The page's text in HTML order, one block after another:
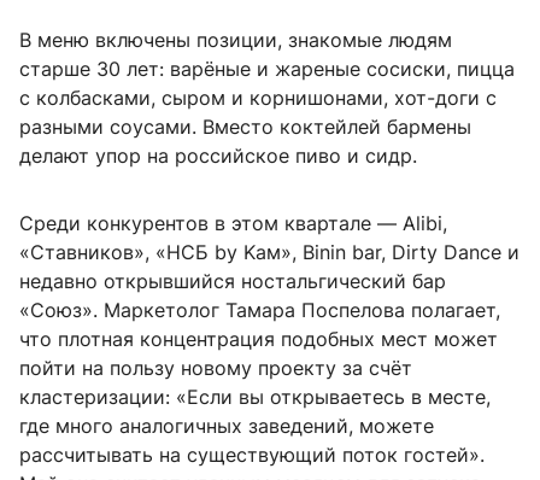
В меню включены позиции, знакомые людям
старше 30 лет: варёные и жареные сосиски, пицца
с колбасками, сыром и корнишонами, хот-доги с
разными соусами. Вместо коктейлей бармены
делают упор на российское пиво и сидр.
Среди конкурентов в этом квартале — Alibi,
«Ставников», «НСБ by Kам», Binin bar, Dirty Dance и
недавно открывшийся ностальгический бар
«Союз». Маркетолог Тамара Поспелова полагает,
что плотная концентрация подобных мест может
пойти на пользу новому проекту за счёт
кластеризации: «Если вы открываетесь в месте,
где много аналогичных заведений, можете
рассчитывать на существующий поток гостей».